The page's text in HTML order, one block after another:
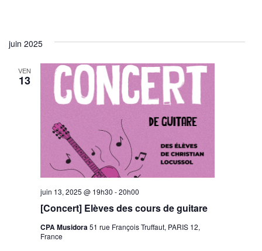
juin 2025
VEN
13
[Concert] Elèves des cours de guitare
juin 13, 2025 @ 19h30 -20h00
CPA Musidora51 rue François Truffaut, PARIS 12,
France